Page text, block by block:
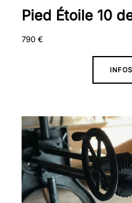
Pied Étoile 10
790 €